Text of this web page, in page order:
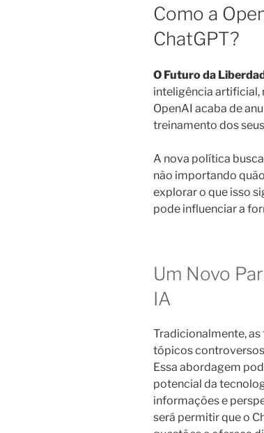
Como a
ChatGPT?
O Futuro da
inteligência artificial,
OpenAI acaba de
treinamento dos
A nova política
não importando
explorar o que isso
pode influenciar a
Um Novo
IA
Tradicionalmente,
tópicos
Essa abordagem
potencial da
informações e
será permitir que o